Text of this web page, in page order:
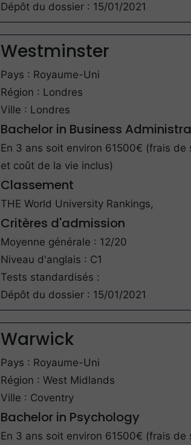
Dépôt du dossier : 15/01/2021
Westminster
Pays : Royaume-Uni
Région : Londres
Ville : Londres
Bachelor in Business
En 3 ans soit environ 61500€ (frais de
et coût de la vie inclus)
Classement
THE World University Rankings,
Critères d'admission
Moyenne générale : 12/20
Niveau d'anglais : C1
Tests standardisés :
Dépôt du dossier : 15/01/2021
Warwick
Pays : Royaume-Uni
Région : West Midlands
Ville : Coventry
Bachelor in Psychology
En 3 ans soit environ 61500€ (frais de